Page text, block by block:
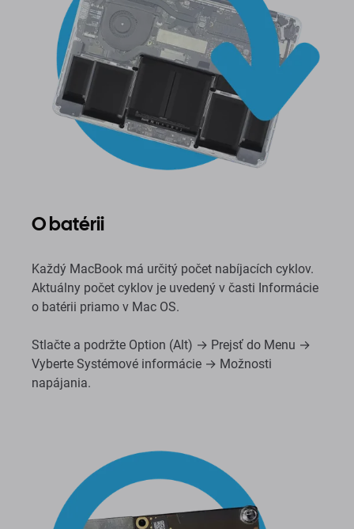
O batérii
Každý MacBook má určitý počet nabíjacích cyklov.
Aktuálny počet cyklov je uvedený v časti Informácie
o batérii priamo v Mac OS.
Stlačte a podržte Option (Alt) → Prejsť do Menu →
Vyberte Systémové informácie → Možnosti
napájania.